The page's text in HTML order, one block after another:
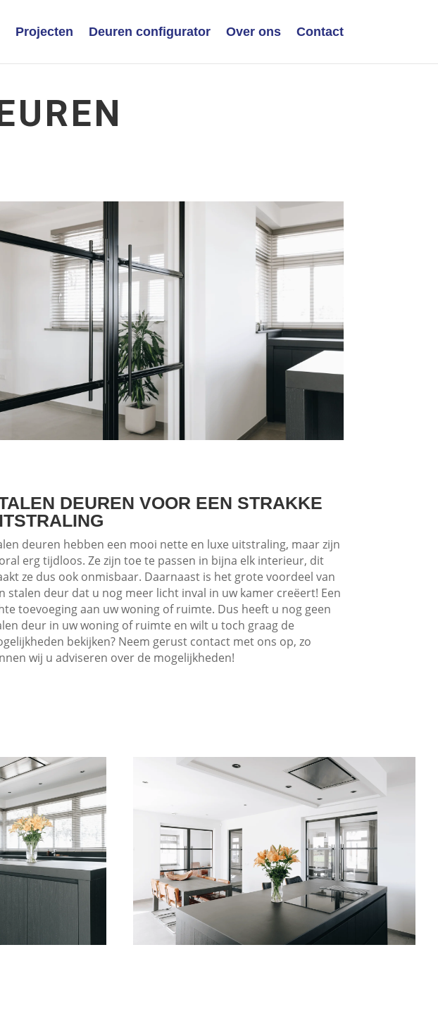
Projecten Deuren configurator Over ons Contact
DEUREN VOOR EEN STRAKKE
deuren hebben een mooi nette en luxe uitstraling, maar zijn
erg tijdloos. Ze zijn toe te passen in bijna elk interieur, dit
ze dus ook onmisbaar. Daarnaast is het grote voordeel van
stalen deur dat u nog meer licht inval in uw kamer creëert! Een
toevoeging aan uw woning of ruimte. Dus heeft u nog geen
deur in uw woning of ruimte en wilt u toch graag de
bekijken? Neem gerust contact met ons op, zo
wij u adviseren over de mogelijkheden!